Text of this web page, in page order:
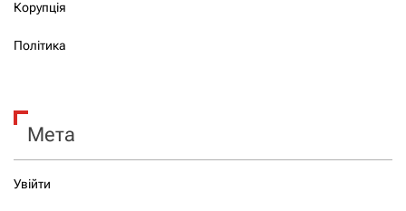
Корупція
Політика
Мета
Увійти